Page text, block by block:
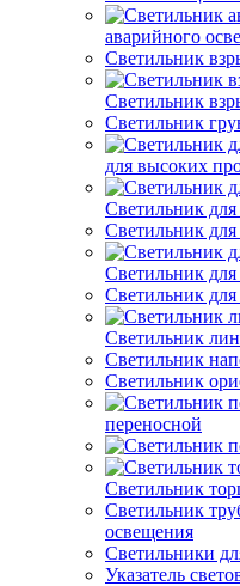
аварийного
Светильник
Светильник
Светильник
для высоких
Светильник для
Светильник
Светильник
Светильник
Светильник
Светильник
Светильник
переносной
Светильник
Светильник
освещения
Светильники
Указатель